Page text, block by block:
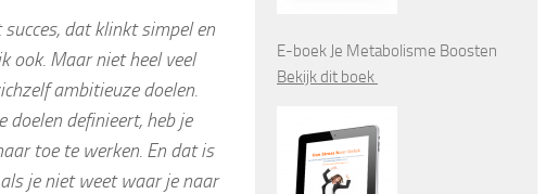
dat klinkt simpel en
ook. Maar niet heel veel
ambitieuze doelen.
doelen definieert, heb je
toe te werken. En dat is
je niet weet waar je naar
E-boek Je Metabolisme Boosten
Bekijk dit boek